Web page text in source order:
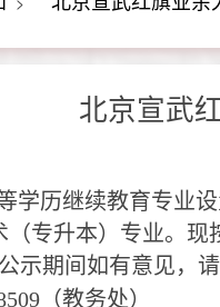
北京宣武
学历继续教育专业
（专升本）专业。
示期间如有意见，
（教务处）